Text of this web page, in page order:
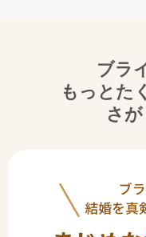
ブラ
もっとた
さ